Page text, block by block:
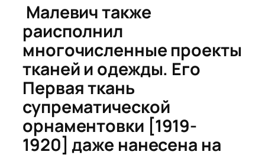
Малевич также
раисполнил
многочисленные проекты
тканей и одежды. Его
Первая ткань
супрематической
орнаментовки [1919-
1920] даже нанесена на